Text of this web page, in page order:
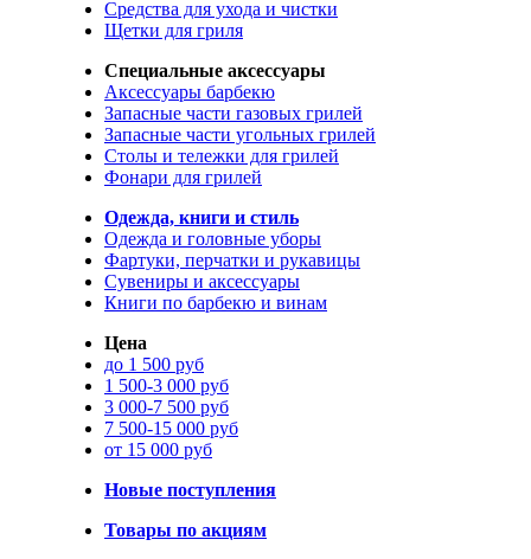
Средства для ухода и чистки
Щетки для гриля
Специальные аксессуары
Аксессуары барбекю
Запасные части газовых грилей
Запасные части угольных грилей
Столы и тележки для грилей
Фонари для грилей
Одежда, книги и стиль
Одежда и головные уборы
Фартуки, перчатки и рукавицы
Сувениры и аксессуары
Книги по барбекю и винам
Цена
до 1 500 руб
1 500-3 000 руб
3 000-7 500 руб
7 500-15 000 руб
от 15 000 руб
Новые поступления
Товары по акциям